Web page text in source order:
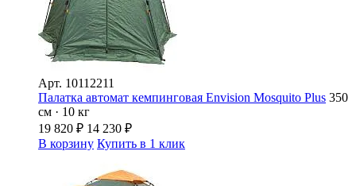
Арт. 10112211
Палатка автомат кемпинговая Envision Mosquito Plus 350
см · 10 кг
19 820 ₽ 14 230 ₽
В корзину Купить в 1 клик